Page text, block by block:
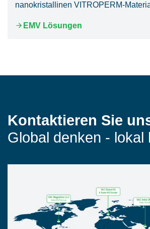
nanokristallinen VITROPERM-
EMV Lösungen
Kontaktieren Sie
Global denken - lokal